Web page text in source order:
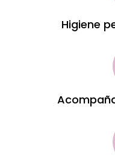
Higiene